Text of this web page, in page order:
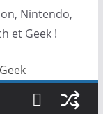
Nintendo,
et Geek !